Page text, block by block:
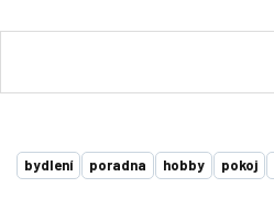
bydlení poradna hobby pokoj